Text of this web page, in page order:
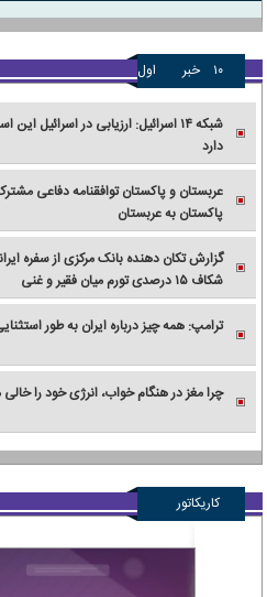
۱۰ خبر اول
شبکه ۱۴ اسرائیل: ارزیابی در اسرائیل
دارد
عربستان و پاکستان توافقنامه دفاعی
پاکستان به عربستان
گزارش تکان‌ دهنده بانک مرکزی از سفره
شکاف ۱۵ درصدی تورم میان فقیر و غنی
ترامپ: همه چیز درباره ایران به طور
چرا مغز در هنگام خواب، انرژی خود را
کاریکاتور